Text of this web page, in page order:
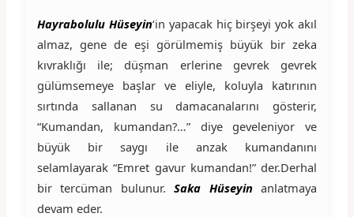
Hayrabolulu Hüseyin‘in yapacak hiç birşeyi yok akıl
almaz, gene de eşi görülmemiş büyük bir zeka
kıvraklığı ile; düşman erlerine gevrek gevrek
gülümsemeye başlar ve eliyle, koluyla katırının
sırtında sallanan su damacanalarını gösterir,
“Kumandan, kumandan?…” diye geveleniyor ve
büyük bir saygı ile anzak kumandanını
selamlayarak “Emret gavur kumandan!” der.Derhal
bir tercüman bulunur.Saka Hüseyin anlatmaya
devam eder.